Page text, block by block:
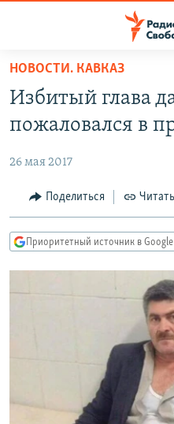
упрощенного
доступа
основному
Вернутся
главной
навигации
Вернутся
ПРОГРАММЫ
ЦИТАТЫ СВОБОДЫ
МНЕНИЯ
IDEL.РЕАЛИИ
РАСПИСАНИЕ ВЕЩАНИЯ
ПОДПИШИТЕСЬ НА
НОВОСТИ. КАВКАЗ
Избитый глава
пожаловался в
26 мая 2017
Поделиться
Приоритетный источник в Google